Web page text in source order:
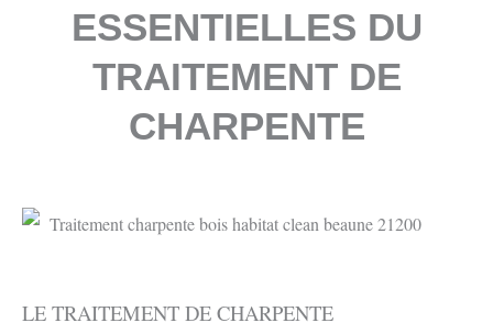
ESSENTIELLES DU
TRAITEMENT DE
CHARPENTE
LE TRAITEMENT DE CHARPENTE